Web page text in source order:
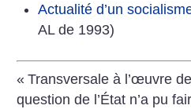
Actualité d’un
AL de 1993)
« Transversale à l’œuvre
question de l’État n’a pu